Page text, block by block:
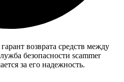
возврата средств между
безопасности scammer
за его надежность.